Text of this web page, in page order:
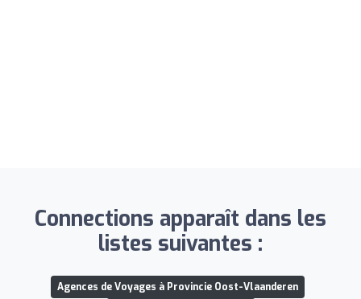
Connections apparaît dans les
listes suivantes :
Agences de Voyages à Provincie Oost-Vlaanderen